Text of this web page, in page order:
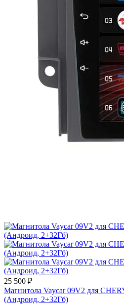
25 500 ₽
Магнитола Vaycar 09V2 для
(Андроид, 2+32Гб)